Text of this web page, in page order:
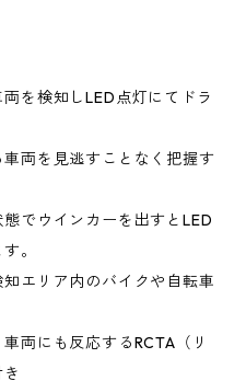
を検知しLED点灯にてドラ
両を見逃すことなく把握す
でウインカーを出すとLED
。
エリア内のバイクや自転車
両にも反応するRCTA（リ